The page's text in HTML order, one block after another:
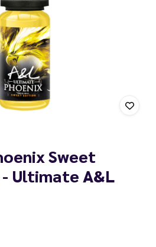
Sweet
Ultimate A&L